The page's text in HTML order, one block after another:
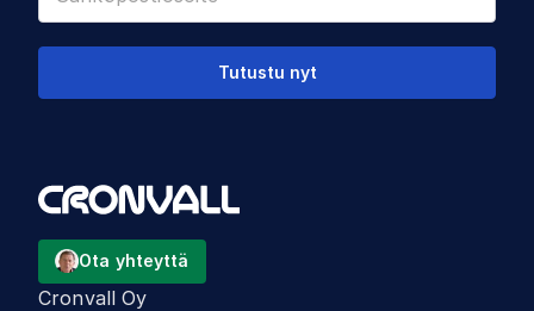
Tutustu nyt
Ota yhteyttä
Cronvall Oy